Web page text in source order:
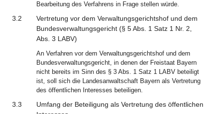
Bearbeitung des Verfahrens in Frage stellen würde.
3.2
Vertretung vor dem Verwaltungsgerichtshof und dem
Bundesverwaltungsgericht (§ 5 Abs. 1 Satz 1 Nr. 2,
Abs. 3 LABV)
An Verfahren vor dem Verwaltungsgerichtshof und dem
Bundesverwaltungsgericht, in denen der Freistaat Bayern
nicht bereits im Sinn des § 3 Abs. 1 Satz 1 LABV beteiligt
ist, soll sich die Landesanwaltschaft Bayern als Vertretung
des öffentlichen Interesses beteiligen.
3.3
Umfang der Beteiligung als Vertretung des öffentlichen